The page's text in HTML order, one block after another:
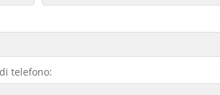
telefono: